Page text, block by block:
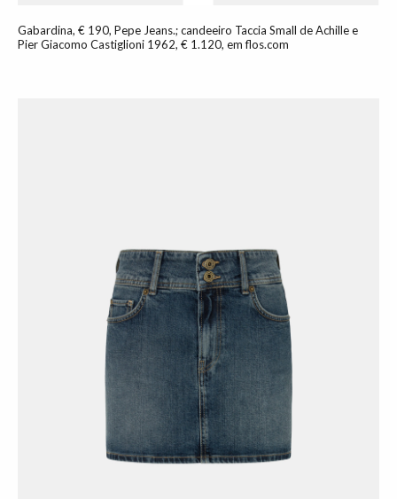
Gabardina, € 190, Pepe Jeans.; candeeiro Taccia Small de Achille e
Pier Giacomo Castiglioni 1962, € 1.120, em flos.com